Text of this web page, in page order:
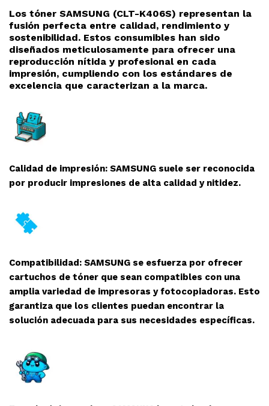
Los tóner SAMSUNG (CLT-K406S) representan la
fusión perfecta entre calidad, rendimiento y
sostenibilidad. Estos consumibles han sido
diseñados meticulosamente para ofrecer una
reproducción nítida y profesional en cada
impresión, cumpliendo con los estándares de
excelencia que caracterizan a la marca.
Calidad de impresión: SAMSUNG suele ser reconocida
por producir impresiones de alta calidad y nitidez.
Compatibilidad: SAMSUNG se esfuerza por ofrecer
cartuchos de tóner que sean compatibles con una
amplia variedad de impresoras y fotocopiadoras. Esto
garantiza que los clientes puedan encontrar la
solución adecuada para sus necesidades específicas.